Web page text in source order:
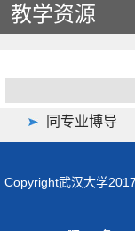
教学资源
同专业博导
Copyright武汉大学